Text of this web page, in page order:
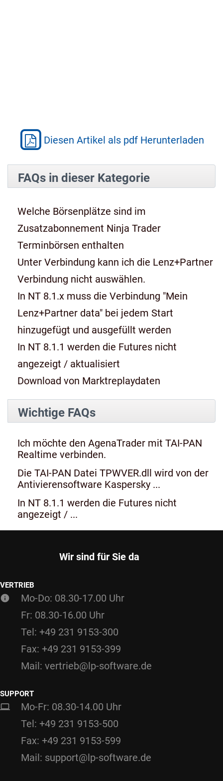
Diesen Artikel als pdf Herunterladen
FAQs in dieser Kategorie
Welche Börsenplätze sind im
Zusatzabonnement Ninja Trader
Terminbörsen enthalten
Unter Verbindung kann ich die Lenz+Partner
Verbindung nicht auswählen.
In NT 8.1.x muss die Verbindung "Mein
Lenz+Partner data" bei jedem Start
hinzugefügt und ausgefüllt werden
In NT 8.1.1 werden die Futures nicht
angezeigt / aktualisiert
Download von Marktreplaydaten
Wichtige FAQs
Ich möchte den AgenaTrader mit TAI-PAN
Realtime verbinden.
Die TAI-PAN Datei TPWVER.dll wird von der
Antivierensoftware Kaspersky ...
In NT 8.1.1 werden die Futures nicht
angezeigt / ...
Wir sind für Sie da
VERTRIEB
Mo-Do: 08.30-17.00 Uhr
Fr: 08.30-16.00 Uhr
Tel: +49 231 9153-300
Fax: +49 231 9153-399
Mail: vertrieb@lp-software.de
SUPPORT
Mo-Fr: 08.30-14.00 Uhr
Tel: +49 231 9153-500
Fax: +49 231 9153-599
Mail: support@lp-software.de